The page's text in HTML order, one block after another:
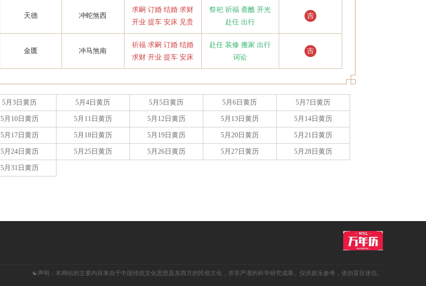
天德 冲蛇煞西
求嗣 订婚 结婚 求财
开业 提车 安床 见贵
祭祀 祈福 斋醮 开光
赴任 出行
吉
金匮 冲马煞南
祈福 求嗣 订婚 结婚
求财 开业 提车 安床
赴任 装修 搬家 出行
词讼
吉
5月3日黄历 5月4日黄历 5月5日黄历 5月6日黄历 5月7日黄历
5月10日黄历 5月11日黄历 5月12日黄历 5月13日黄历 5月14日黄历
5月17日黄历 5月18日黄历 5月19日黄历 5月20日黄历 5月21日黄历
5月24日黄历 5月25日黄历 5月26日黄历 5月27日黄历 5月28日黄历
5月31日黄历
☯声明：本网站的主要内容来自于中国传统文化思想及东西方的民俗文化，并非严谨的科学研究成果。仅供娱乐参考，请勿盲目迷信。